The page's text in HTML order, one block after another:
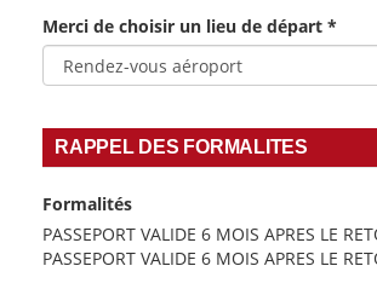
Merci de choisir un lieu de départ *
RAPPEL DES FORMALITES
Formalités
PASSEPORT VALIDE 6 MOIS APRES LE
PASSEPORT VALIDE 6 MOIS APRES LE